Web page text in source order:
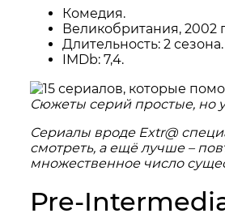
Комедия.
Великобритания, 2002
Длительность: 2 сезона.
IMDb: 7,4.
Сюжеты серий простые, но
Сериалы вроде Extr@
смотреть, а ещё лучше –
множественное число
Pre-